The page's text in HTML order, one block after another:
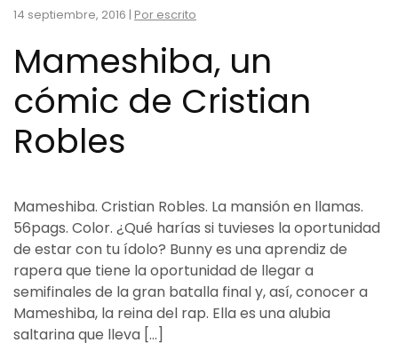
14 septiembre, 2016 | Por escrito
Mameshiba, un
cómic de Cristian
Robles
Mameshiba. Cristian Robles. La mansión en llamas.
56pags. Color. ¿Qué harías si tuvieses la oportunidad
de estar con tu ídolo? Bunny es una aprendiz de
rapera que tiene la oportunidad de llegar a
semifinales de la gran batalla final y, así, conocer a
Mameshiba, la reina del rap. Ella es una alubia
saltarina que lleva […]